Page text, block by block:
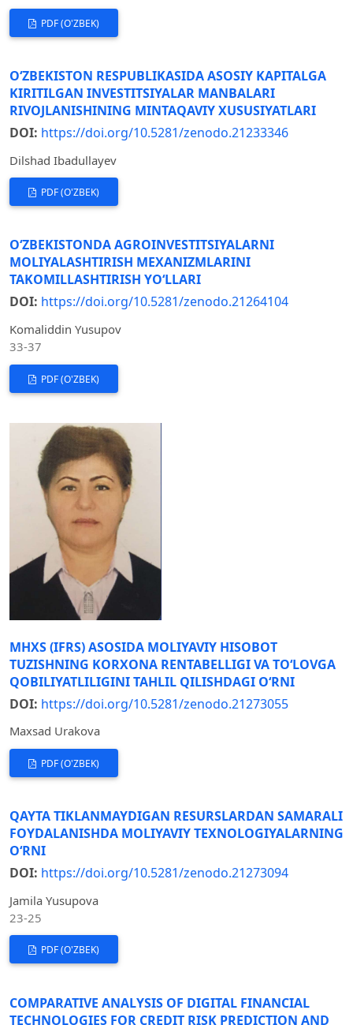
PDF (O'ZBEK)
O‘ZBEKISTON RESPUBLIKASIDA ASOSIY KAPITALGA
KIRITILGAN INVESTITSIYALAR MANBALARI
RIVOJLANISHINING MINTAQAVIY XUSUSIYATLARI
DOI: https://doi.org/10.5281/zenodo.21233346
Dilshad Ibadullayev
PDF (O'ZBEK)
O‘ZBEKISTONDA AGROINVESTITSIYALARNI
MOLIYALASHTIRISH MEXANIZMLARINI
TAKOMILLASHTIRISH YO‘LLARI
DOI: https://doi.org/10.5281/zenodo.21264104
Komaliddin Yusupov
33-37
PDF (O'ZBEK)
MHXS (IFRS) ASOSIDA MOLIYAVIY HISOBOT
TUZISHNING KORXONA RENTABELLIGI VA TO‘LOVGA
QOBILIYATLILIGINI TAHLIL QILISHDAGI O‘RNI
DOI: https://doi.org/10.5281/zenodo.21273055
Maxsad Urakova
PDF (O'ZBEK)
QAYTA TIKLANMAYDIGAN RESURSLARDAN SAMARALI
FOYDALANISHDA MOLIYAVIY TEXNOLOGIYALARNING
O‘RNI
DOI: https://doi.org/10.5281/zenodo.21273094
Jamila Yusupova
23-25
PDF (O'ZBEK)
COMPARATIVE ANALYSIS OF DIGITAL FINANCIAL
TECHNOLOGIES FOR CREDIT RISK PREDICTION AND